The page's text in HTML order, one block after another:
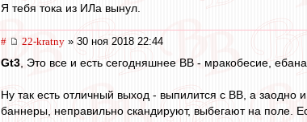
Я тебя тока из ИЛа вынул.
# 22-kratny » 30 ноя 2018 22:44
Gt3 , Это все и есть сегодняшнее ВВ - мракобесие,
Ну так есть отличный выход - выпилится с ВВ, а
баннеры, неправильно скандируют, выбегают на поле.